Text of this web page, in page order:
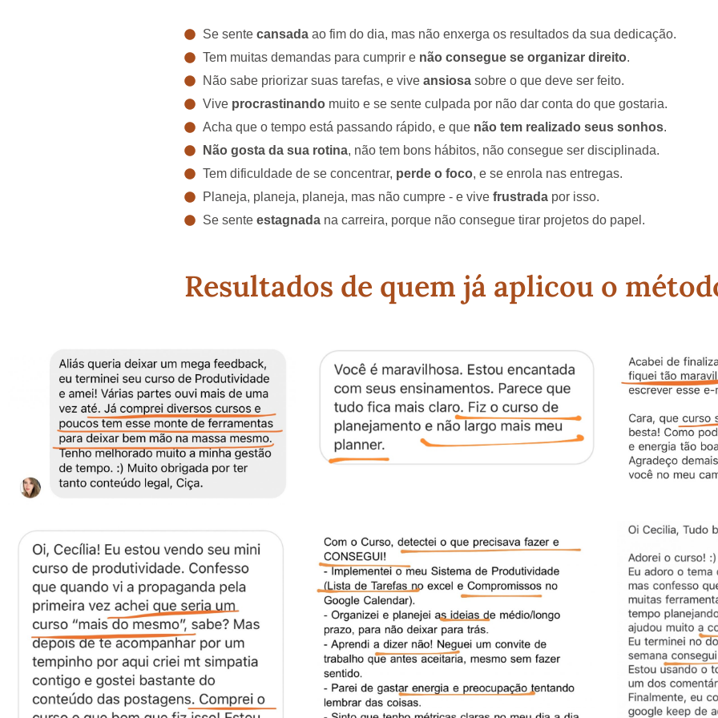
Se sente cansadaao fim do dia, mas não enxerga os resultados da sua dedicação.
Tem muitas demandas para cumprir e não consegue se organizar direito.
Não sabe priorizar suas tarefas, e vive ansiosasobre o que deve ser feito.
Vive procrastinandomuito e se sente culpada por não dar conta do que gostaria.
Acha que o tempo está passando rápido, e que não tem realizado seus sonhos.
Não gosta da sua rotina, não tem bons hábitos, não consegue ser disciplinada.
Tem dificuldade de se concentrar, perde o foco, e se enrola nas entregas.
Planeja, planeja, planeja, mas não cumpre - e vive frustradapor isso.
Se sente estagnadana carreira, porque não consegue tirar projetos do papel.
Resultados de quem já aplicou o